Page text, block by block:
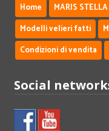
Home
MARIS
Modelli velieri fatti
Condizioni di vendita
Social